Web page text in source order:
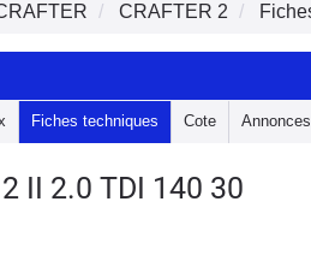
CRAFTER 2
Fiches techniques Cote Annonces
II 2.0 TDI 140 30